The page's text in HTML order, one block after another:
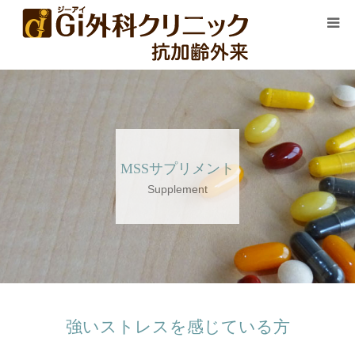
MSSサプリメント
Supplement
強いストレスを感じている方
HOME
WEB診察はこちら